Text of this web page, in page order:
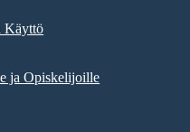
Käyttö
ja Opiskelijoille